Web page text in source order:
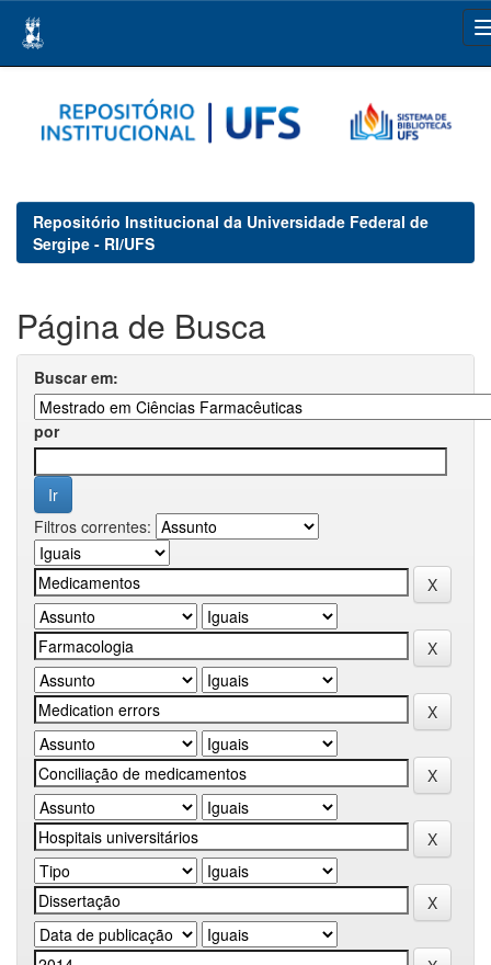
navigation
Repositório Institucional da Universidade Federal de
Sergipe - RI/UFS
Página de Busca
Buscar em:
por
Filtros correntes: